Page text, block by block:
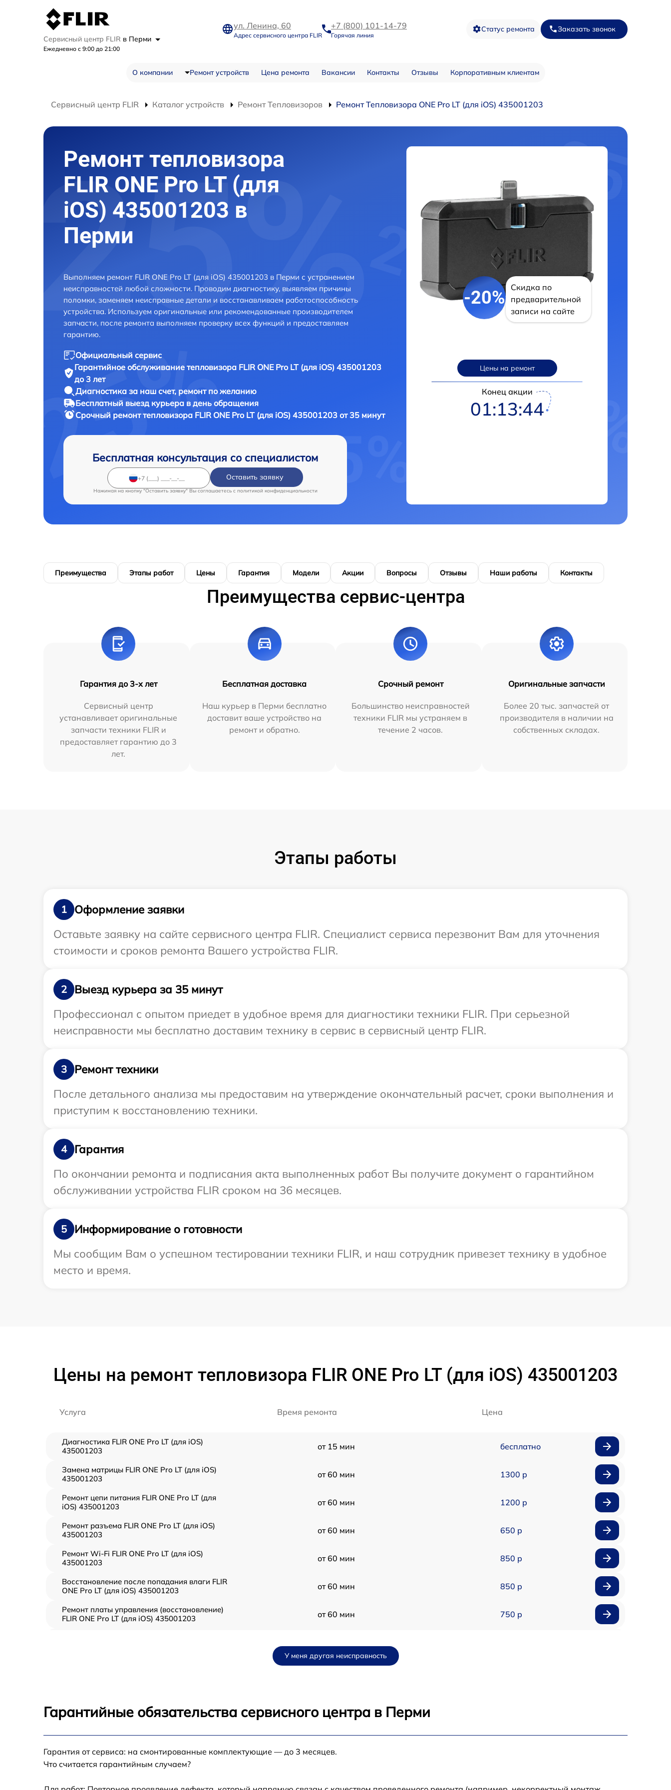
Сервисный центр FLIR в Перми
Ежедневно с 9:00 до 21:00
ул. Ленина, 60
Адрес сервисного центра FLIR
+7 (800) 101-14-79
Горячая линия
Статус ремонта Заказать звонок
О компании Ремонт устройств Цена ремонта Вакансии Контакты Отзывы Корпоративным клиентам
Сервисный центр FLIR Каталог устройств Ремонт Тепловизоров Ремонт Тепловизора ONE Pro LT (для iOS) 435001203
Ремонт тепловизора
FLIR ONE Pro LT (для
iOS) 435001203 в
Перми
Выполняем ремонт FLIR ONE Pro LT (для iOS) 435001203 в Перми с устранением
неисправностей любой сложности. Проводим диагностику, выявляем причины
поломки, заменяем неисправные детали и восстанавливаем работоспособность
устройства. Используем оригинальные или рекомендованные производителем
запчасти, после ремонта выполняем проверку всех функций и предоставляем
гарантию.
Официальный сервис
Гарантийное обслуживаниетепловизора FLIR ONE Pro LT (для iOS) 435001203
до 3 лет
Диагностика за наш счет, ремонт по желанию
Бесплатный выезд курьера в день обращения
Срочный ремонттепловизора FLIR ONE Pro LT (для iOS) 435001203 от 35 минут
Бесплатная консультация со специалистом
Оставить заявку
Нажимая на кнопку "Оставить заявку" Вы соглашаетесь c политикой конфиденциальности
-20%
Скидка по
предварительной
записи на сайте
Цены на ремонт
Конец акции
01:13:43
Преимущества Этапы работ Цены Гарантия Модели Акции Вопросы Отзывы Наши работы Контакты
Преимущества сервис-центра
Гарантия до 3-х лет
Сервисный центр
устанавливает оригинальные
запчасти техники FLIR и
предоставляет гарантию до 3
лет.
Бесплатная доставка
Наш курьер в Перми бесплатно
доставит ваше устройство на
ремонт и обратно.
Срочный ремонт
Большинство неисправностей
техники FLIR мы устраняем в
течение 2 часов.
Оригинальные запчасти
Более 20 тыс. запчастей от
производителя в наличии на
собственных складах.
Этапы работы
1
Оформление заявки
Оставьте заявку на сайте сервисного центра FLIR. Специалист сервиса перезвонит Вам для уточнения
стоимости и сроков ремонта Вашего устройства FLIR.
2
Выезд курьера за 35 минут
Профессионал с опытом приедет в удобное время для диагностики техники FLIR. При серьезной
неисправности мы бесплатно доставим технику в сервис в сервисный центр FLIR.
3
Ремонт техники
После детального анализа мы предоставим на утверждение окончательный расчет, сроки выполнения и
приступим к восстановлению техники.
4
Гарантия
По окончании ремонта и подписания акта выполненных работ Вы получите документ о гарантийном
обслуживании устройства FLIR сроком на 36 месяцев.
5
Информирование о готовности
Мы сообщим Вам о успешном тестировании техники FLIR, и наш сотрудник привезет технику в удобное
место и время.
Цены на ремонт тепловизора FLIR ONE Pro LT (для iOS) 435001203
Услуга Время ремонта Цена
Диагностика FLIR ONE Pro LT (для iOS)
435001203
от 15 мин бесплатно
Замена матрицы FLIR ONE Pro LT (для iOS)
435001203
от 60 мин 1300 р
Ремонт цепи питания FLIR ONE Pro LT (для
iOS) 435001203
от 60 мин 1200 р
Ремонт разъема FLIR ONE Pro LT (для iOS)
435001203
от 60 мин 650 р
Ремонт Wi-Fi FLIR ONE Pro LT (для iOS)
435001203
от 60 мин 850 р
Восстановление после попадания влаги FLIR
ONE Pro LT (для iOS) 435001203
от 60 мин 850 р
Ремонт платы управления (восстановление)
FLIR ONE Pro LT (для iOS) 435001203
от 60 мин 750 р
Замена процессора FLIR ONE Pro LT (для iOS)
435001203
от 60 мин
435001203
У меня другая неисправность
Гарантийные обязательства сервисного центра в Перми
Гарантия от сервиса: на смонтированные комплектующие — до 3 месяцев.
Что считается гарантийным случаем?